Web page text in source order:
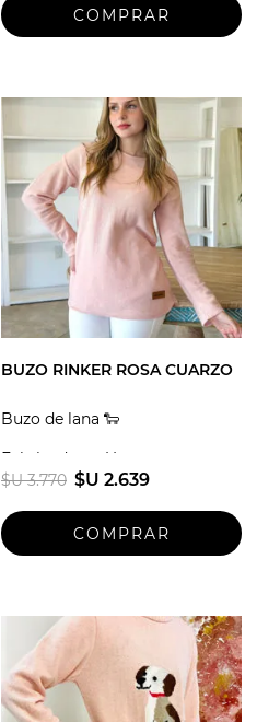
BUZO RINKER ROSA CUARZO
Buzo de lana 🐑
Fabricado en Uruguay
$U 3.770 $U 2.639